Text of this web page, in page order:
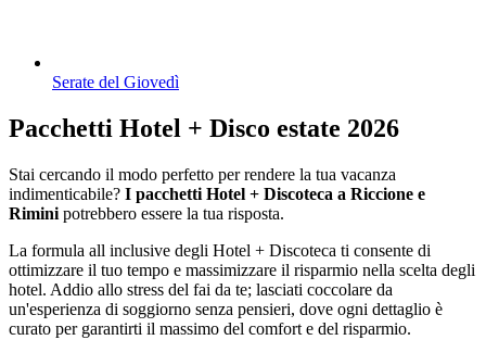
Serate del Giovedì
Pacchetti Hotel + Disco estate 2026
Stai cercando il modo perfetto per rendere la tua vacanza
indimenticabile? I pacchetti Hotel + Discoteca a Riccione e
Rimini potrebbero essere la tua risposta.
La formula all inclusive degli Hotel + Discoteca ti consente di
ottimizzare il tuo tempo e massimizzare il risparmio nella scelta degli
hotel. Addio allo stress del fai da te; lasciati coccolare da
un'esperienza di soggiorno senza pensieri, dove ogni dettaglio è
curato per garantirti il massimo del comfort e del risparmio.